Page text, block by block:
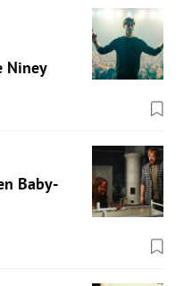
Niney
Baby-